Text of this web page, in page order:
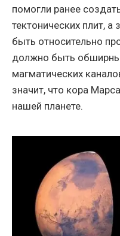
помогли ранее
тектонических плит,
быть относительно
должно быть
магматических
значит, что кора
нашей планете.